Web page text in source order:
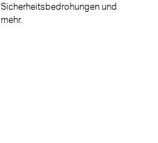
Sicherheitsbedrohungen und
mehr.